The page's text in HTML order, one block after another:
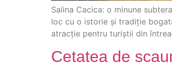
Salina Cacica: o minune
loc cu o istorie și tradiție
atracție pentru turiștii din
Cetatea de